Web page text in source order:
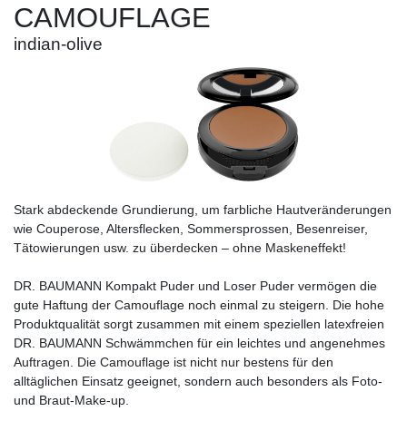
CAMOUFLAGE
indian-olive
Stark abdeckende Grundierung, um farbliche Hautveränderungen
wie Couperose, Altersflecken, Sommersprossen, Besenreiser,
Tätowierungen usw. zu überdecken – ohne Maskeneffekt!
DR. BAUMANN Kompakt Puder und Loser Puder vermögen die
gute Haftung der Camouflage noch einmal zu steigern. Die hohe
Produktqualität sorgt zusammen mit einem speziellen latexfreien
DR. BAUMANN Schwämmchen für ein leichtes und angenehmes
Auftragen. Die Camouflage ist nicht nur bestens für den
alltäglichen Einsatz geeignet, sondern auch besonders als Foto-
und Braut-Make-up.